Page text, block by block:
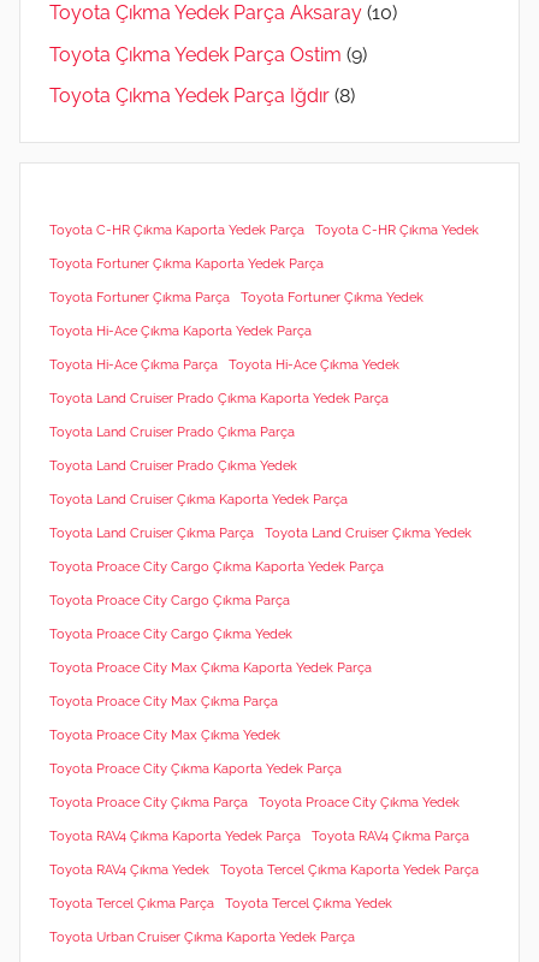
Toyota Çıkma Yedek Parça Aksaray (10)
Toyota Çıkma Yedek Parça Ostim (9)
Toyota Çıkma Yedek Parça Iğdır (8)
Toyota C-HR Çıkma Kaporta Yedek Parça Toyota C-HR Çıkma Yedek
Toyota Fortuner Çıkma Kaporta Yedek Parça
Toyota Fortuner Çıkma Parça Toyota Fortuner Çıkma Yedek
Toyota Hi-Ace Çıkma Kaporta Yedek Parça
Toyota Hi-Ace Çıkma Parça Toyota Hi-Ace Çıkma Yedek
Toyota Land Cruiser Prado Çıkma Kaporta Yedek Parça
Toyota Land Cruiser Prado Çıkma Parça
Toyota Land Cruiser Prado Çıkma Yedek
Toyota Land Cruiser Çıkma Kaporta Yedek Parça
Toyota Land Cruiser Çıkma Parça Toyota Land Cruiser Çıkma Yedek
Toyota Proace City Cargo Çıkma Kaporta Yedek Parça
Toyota Proace City Cargo Çıkma Parça
Toyota Proace City Cargo Çıkma Yedek
Toyota Proace City Max Çıkma Kaporta Yedek Parça
Toyota Proace City Max Çıkma Parça
Toyota Proace City Max Çıkma Yedek
Toyota Proace City Çıkma Kaporta Yedek Parça
Toyota Proace City Çıkma Parça Toyota Proace City Çıkma Yedek
Toyota RAV4 Çıkma Kaporta Yedek Parça Toyota RAV4 Çıkma Parça
Toyota RAV4 Çıkma Yedek Toyota Tercel Çıkma Kaporta Yedek Parça
Toyota Tercel Çıkma Parça Toyota Tercel Çıkma Yedek
Toyota Urban Cruiser Çıkma Kaporta Yedek Parça